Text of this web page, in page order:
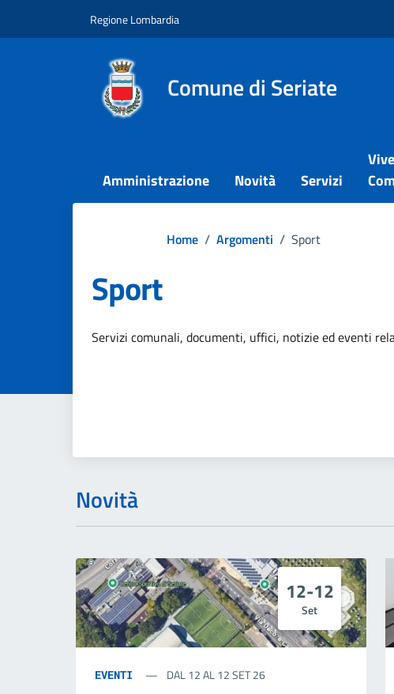
Regione Lombardia
Comune di Seriate
Amministrazione Novità Servizi
Home / Argomenti / Sport
Sport
Dettagli
Servizi comunali, documenti, uffici, notizie ed eventi
Novità
12-12
Set
EVENTI DAL 12 AL 12 SET 26